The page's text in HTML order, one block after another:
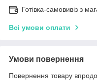
Готівка-самовивіз з
Всі умови оплати
Умови повернення
Повернення товару